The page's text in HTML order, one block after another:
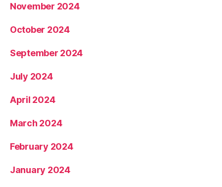
November 2024
October 2024
September 2024
July 2024
April 2024
March 2024
February 2024
January 2024